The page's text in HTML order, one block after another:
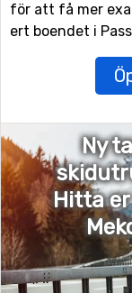
för att få mer
ert boendet i
Ny
Hitta